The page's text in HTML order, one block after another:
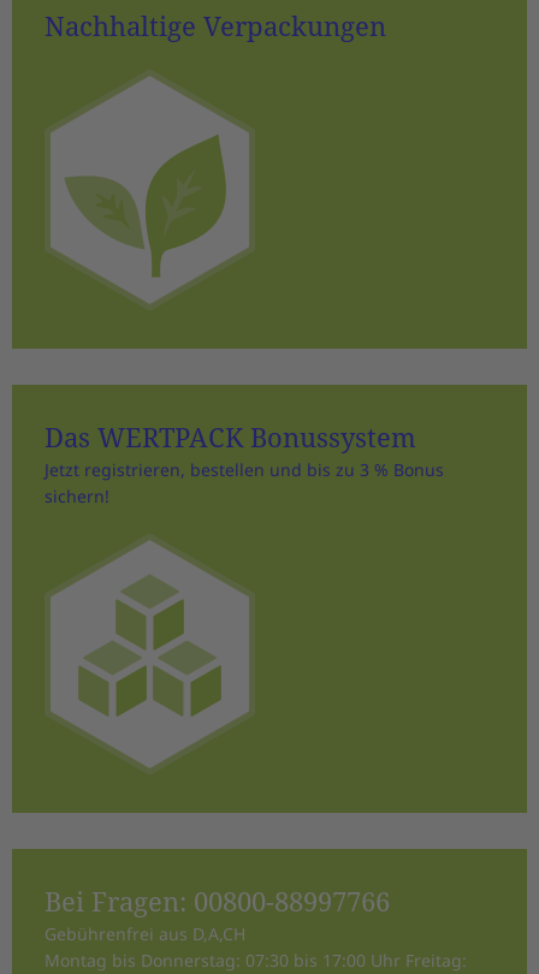
Nachhaltige Verpackungen
Das WERTPACK Bonussystem
Jetzt registrieren, bestellen und bis zu 3 % Bonus
sichern!
Bei Fragen: 00800-88997766
Gebührenfrei aus D,A,CH
Montag bis Donnerstag: 07:30 bis 17:00 Uhr Freitag: